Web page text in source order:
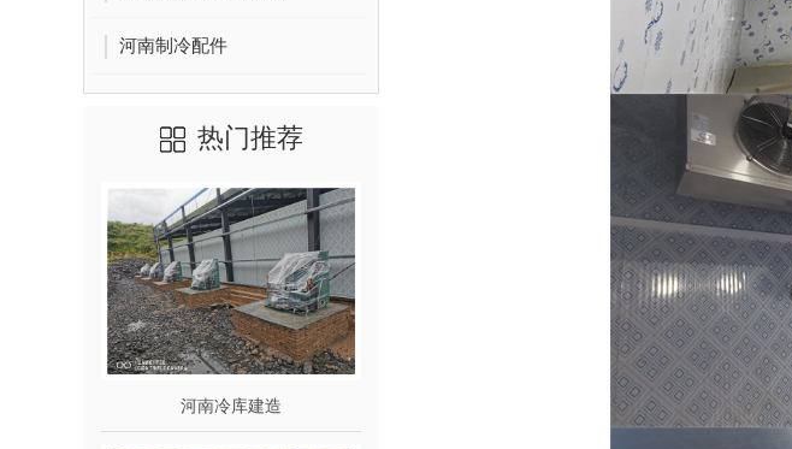
河南制冷配件
热门推荐
河南冷库建造